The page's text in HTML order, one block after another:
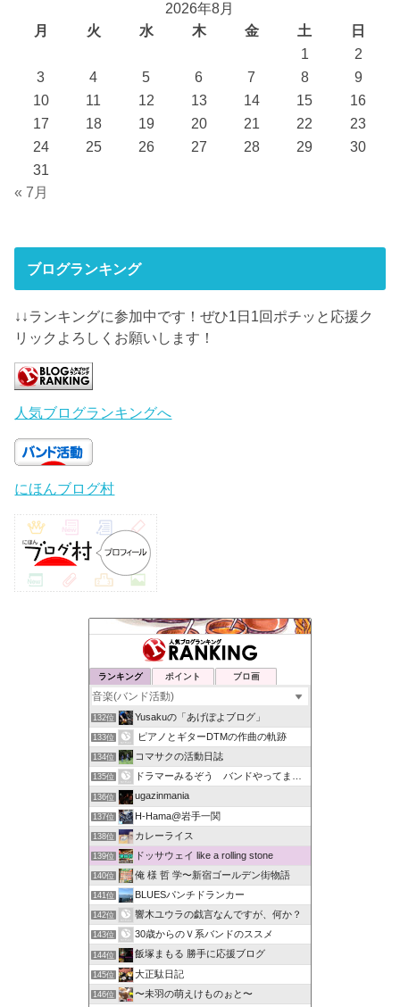
2026年8月
月
火 水 木 金 土
日
1
2
3
4 5 6 7 8
9
10
11 12 13 14 15
16
17
18 19 20 21 22
23
24
25 26 27 28 29
30
31
« 7月
ブログランキング
↓↓ランキングに参加中です！ぜひ1日1回ポチッと応援ク
リックよろしくお願いします！
人気ブログランキングへ
にほんブログ村
ランキング ポイント ブロ画
132位 Yusakuの「あげぽよブログ」
133位 ピアノとギターDTMの作曲の軌跡
134位 コマサクの活動日誌
135位 ドラマーみるぞう バンドやってまするぅ
136位 ugazinmania
137位 H-Hama@岩手一関
138位 カレーライス
139位 ドッサウェイ like a rolling stone
140位 俺 様 哲 学〜新宿ゴールデン街物語
141位 BLUESパンチドランカー
142位 響木ユウラの戯言なんですが、何か？
143位 30歳からのＶ系バンドのススメ
144位 飯塚まもる 勝手に応援ブログ
145位 大正駄日記
146位 〜未羽の萌えけものぉと〜